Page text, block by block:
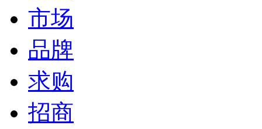
市场
品牌
求购
招商